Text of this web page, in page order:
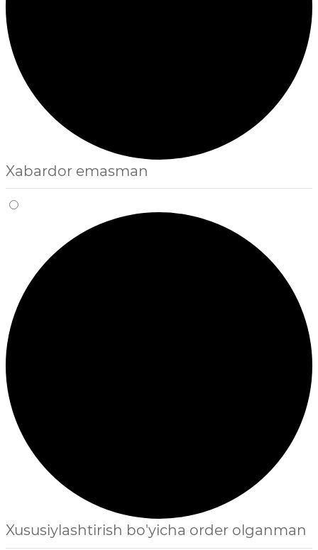
Xabardor emasman
Xususiylashtirish bo'yicha order olganman